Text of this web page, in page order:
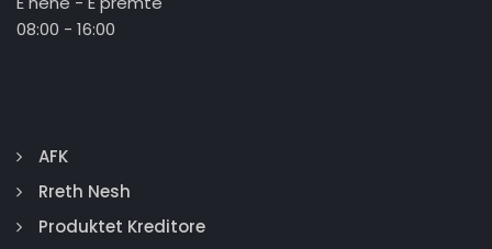
08:00 - 16:00
AFK
Rreth Nesh
Produktet Kreditore